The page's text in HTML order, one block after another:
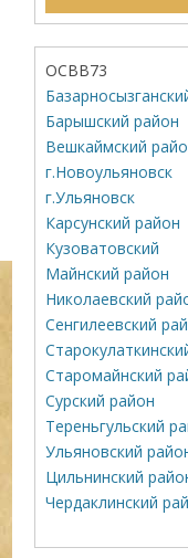
ОСВВ73
Барышский район
Вешкаймский
г.Новоульяновск
г.Ульяновск
Карсунский район
Кузоватовский
Майнский район
Николаевский
Сенгилеевский
Старомайнский
Сурский район
Тереньгульский
Ульяновский
Цильнинский
Чердаклинский